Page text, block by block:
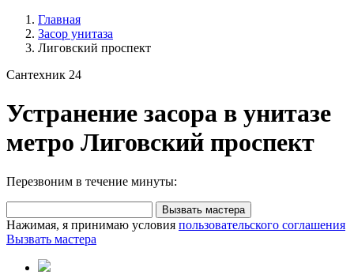
Главная
Засор унитаза
Лиговский проспект
Сантехник 24
Устранение засора в унитазе
метро Лиговский проспект
Перезвоним в течение минуты:
Вызвать мастера
Нажимая, я принимаю условия пользовательского соглашения
Вызвать мастера